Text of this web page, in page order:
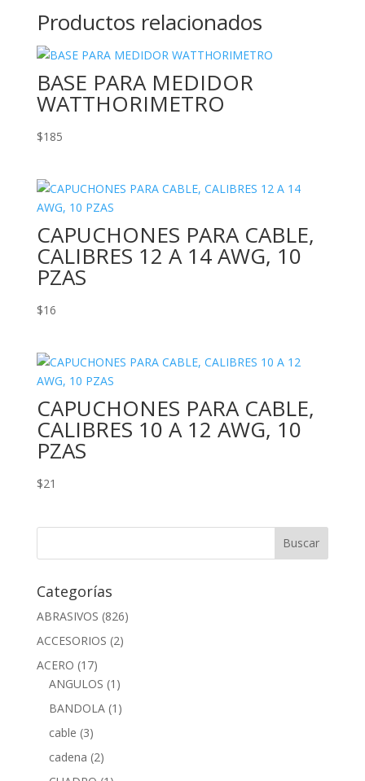
Productos relacionados
BASE PARA MEDIDOR
WATTHORIMETRO
$185
CAPUCHONES PARA CABLE,
CALIBRES 12 A 14 AWG, 10
PZAS
$16
CAPUCHONES PARA CABLE,
CALIBRES 10 A 12 AWG, 10
PZAS
$21
Categorías
ABRASIVOS (826)
ACCESORIOS (2)
ACERO (17)
ANGULOS (1)
BANDOLA (1)
cable (3)
cadena (2)